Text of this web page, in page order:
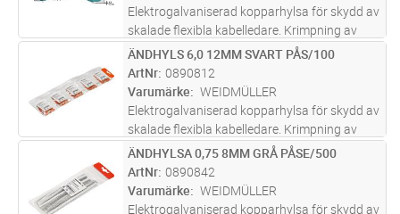
Elektrogalvaniserad kopparhylsa för skydd av
skalade flexibla kabelledare. Krimpning av
kabelns ändhylsor skyddar kablarna och ger
permanent stabila elektriska anslutningar.
ST Lägg i kundvagn
ÄNDHYLS 6,0 12MM SVART PÅS/100
ArtNr 0890812
Varumärke
WEIDMÜLLER
Elektrogalvaniserad kopparhylsa för skydd av
skalade flexibla kabelledare. Krimpning av
kabelns ändhylsor skyddar kablarna och ger
permanent stabila elektriska anslutningar.
ST Lägg i kundvagn
ÄNDHYLSA 0,75 8MM GRÅ PÅSE/500
ArtNr 0890842
Varumärke
WEIDMÜLLER
Elektrogalvaniserad kopparhylsa för skydd av